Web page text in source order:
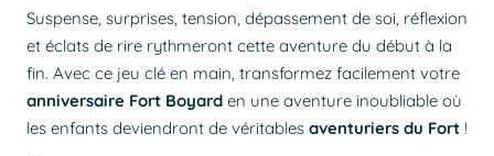
Suspense, surprises, tension, dépassement de soi, réflexion
et éclats de rire rythmeront cette aventure du début à la
fin. Avec ce jeu clé en main, transformez facilement votre
anniversaire Fort Boyard en une aventure inoubliable où
les enfants deviendront de véritables aventuriers du Fort !